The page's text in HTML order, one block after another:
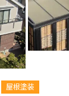
屋根塗装